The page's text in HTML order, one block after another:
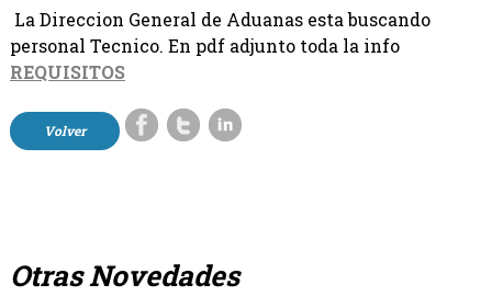
La Direccion General de Aduanas esta buscando
personal Tecnico. En pdf adjunto toda la info
REQUISITOS
Volver
Otras Novedades